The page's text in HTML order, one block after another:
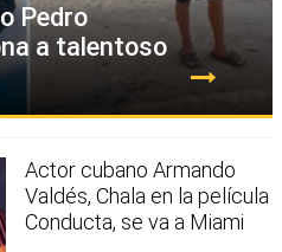
Pedro
a talentoso
Actor cubano Armando
Valdés, Chala en la película
Conducta, se va a Miami